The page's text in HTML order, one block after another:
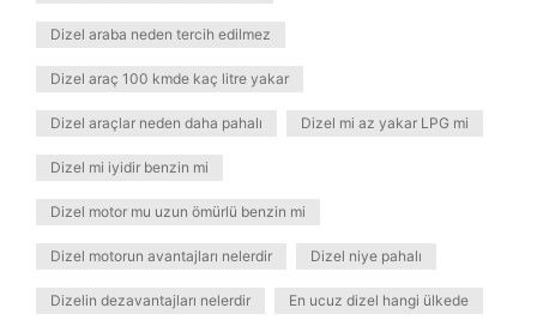
Dizel araba neden tercih edilmez
Dizel araç 100 kmde kaç litre yakar
Dizel araçlar neden daha pahalı Dizel mi az yakar LPG mi
Dizel mi iyidir benzin mi
Dizel motor mu uzun ömürlü benzin mi
Dizel motorun avantajları nelerdir Dizel niye pahalı
Dizelin dezavantajları nelerdir En ucuz dizel hangi ülkede